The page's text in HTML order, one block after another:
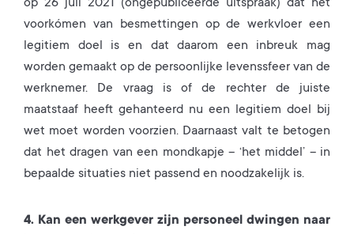
op 26 juli 2021 (ongepubliceerde uitspraak) dat het
voorkómen van besmettingen op de werkvloer een
legitiem doel is en dat daarom een inbreuk mag
worden gemaakt op de persoonlijke levenssfeer van de
werknemer. De vraag is of de rechter de juiste
maatstaaf heeft gehanteerd nu een legitiem doel bij
wet moet worden voorzien. Daarnaast valt te betogen
dat het dragen van een mondkapje – ‘het middel’ – in
bepaalde situaties niet passend en noodzakelijk is.
4. Kan een werkgever zijn personeel dwingen naar